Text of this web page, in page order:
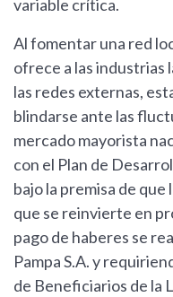
variable crítica.
Al fomentar una red
ofrece a las industrias
las redes externas,
blindarse ante las
mercado mayorista
con el Plan de
bajo la premisa de
que se reinvierte en
pago de haberes se
Pampa S.A. y
de Beneficiarios de la